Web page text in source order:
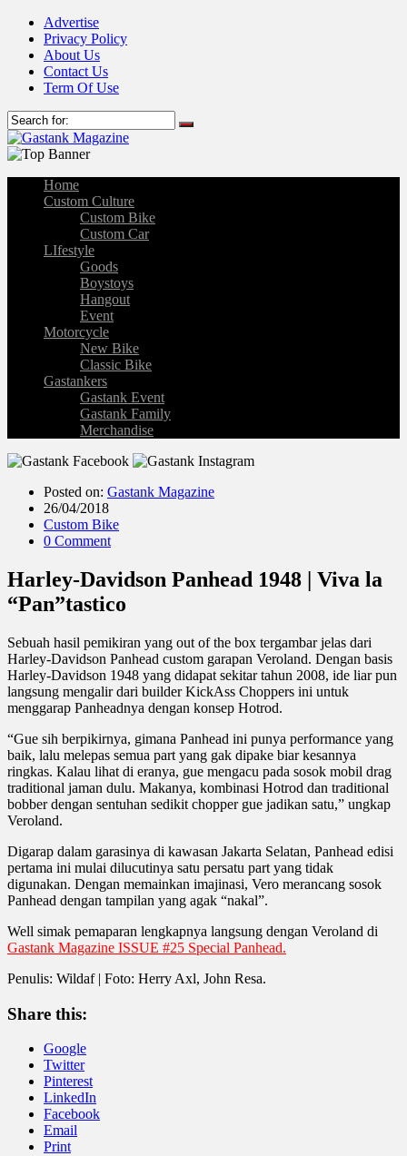
Advertise
Privacy Policy
About Us
Contact Us
Term Of Use
Home
Custom Culture
Custom Bike
Custom Car
LIfestyle
Goods
Boystoys
Hangout
Event
Motorcycle
New Bike
Classic Bike
Gastankers
Gastank Event
Gastank Family
Merchandise
Posted on: Gastank Magazine
26/04/2018
Custom Bike
0 Comment
Harley-Davidson Panhead 1948 | Viva la
“Pan”tastico
Sebuah hasil pemikiran yang out of the box tergambar jelas dari
Harley-Davidson Panhead custom garapan Veroland. Dengan basis
Harley-Davidson 1948 yang didapat sekitar tahun 2008, ide liar pun
langsung mengalir dari builder KickAss Choppers ini untuk
menggarap Panheadnya dengan konsep Hotrod.
“Gue sih berpikirnya, gimana Panhead ini punya performance yang
baik, lalu melepas semua part yang gak dipake biar kesannya
ringkas. Kalau lihat di eranya, gue mengacu pada sosok mobil drag
traditional jaman dulu. Makanya, kombinasi Hotrod dan traditional
bobber dengan sentuhan sedikit chopper gue jadikan satu,” ungkap
Veroland.
Digarap dalam garasinya di kawasan Jakarta Selatan, Panhead edisi
pertama ini mulai dilucutinya satu persatu part yang tidak
digunakan. Dengan memainkan imajinasi, Vero merancang sosok
Panhead dengan tampilan yang agak “nakal”.
Well simak pemaparan lengkapnya langsung dengan Veroland di
Gastank Magazine ISSUE #25 Special Panhead.
Penulis: Wildaf | Foto: Herry Axl, John Resa.
Share this:
Google
Twitter
Pinterest
LinkedIn
Facebook
Email
Print